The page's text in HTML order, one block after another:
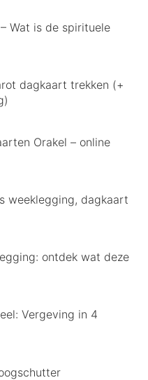
– Wat is de spirituele
dagkaart trekken (+
Orakel – online
weeklegging, dagkaart
ontdek wat deze
Vergeving in 4